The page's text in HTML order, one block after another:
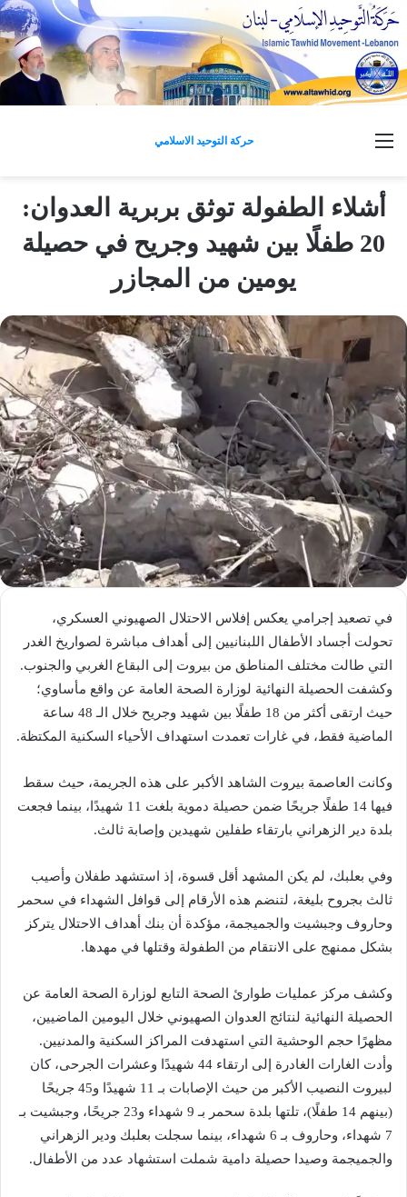
حركة التوحيد الاسلامي القائمة
أشلاء الطفولة توثق بربرية العدوان:
20 طفلًا بين شهيد وجريح في حصيلة
يومين من المجازر
في تصعيد إجرامي يعكس إفلاس الاحتلال الصهيوني العسكري،
تحولت أجساد الأطفال اللبنانيين إلى أهداف مباشرة لصواريخ الغدر
التي طالت مختلف المناطق من بيروت إلى البقاع الغربي والجنوب.
وكشفت الحصيلة النهائية لوزارة الصحة العامة عن واقع مأساوي؛
حيث ارتقى أكثر من 18 طفلًا بين شهيد وجريح خلال الـ 48 ساعة
الماضية فقط، في غارات تعمدت استهداف الأحياء السكنية المكتظة.
وكانت العاصمة بيروت الشاهد الأكبر على هذه الجريمة، حيث سقط
فيها 14 طفلًا جريحًا ضمن حصيلة دموية بلغت 11 شهيدًا، بينما فجعت
بلدة دير الزهراني بارتقاء طفلين شهيدين وإصابة ثالث.
وفي بعلبك، لم يكن المشهد أقل قسوة، إذ استشهد طفلان وأصيب
ثالث بجروح بليغة، لتنضم هذه الأرقام إلى قوافل الشهداء في سحمر
وحاروف وجبشيت والجميجمة، مؤكدة أن بنك أهداف الاحتلال يتركز
بشكل ممنهج على الانتقام من الطفولة وقتلها في مهدها.
وكشف مركز عمليات طوارئ الصحة التابع لوزارة الصحة العامة عن
الحصيلة النهائية لنتائج العدوان الصهيوني خلال اليومين الماضيين،
مظهرًا حجم الوحشية التي استهدفت المراكز السكنية والمدنيين.
وأدت الغارات الغادرة إلى ارتقاء 44 شهيدًا وعشرات الجرحى، كان
لبيروت النصيب الأكبر من حيث الإصابات بـ 11 شهيدًا و45 جريحًا
(بينهم 14 طفلًا)، تلتها بلدة سحمر بـ 9 شهداء و23 جريحًا، وجبشيت بـ
7 شهداء، وحاروف بـ 6 شهداء، بينما سجلت بعلبك ودير الزهراني
والجميجمة وصيدا حصيلة دامية شملت استشهاد عدد من الأطفال.